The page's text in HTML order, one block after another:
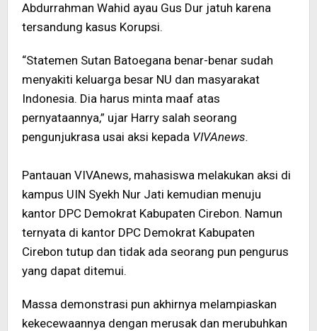
Abdurrahman Wahid ayau Gus Dur jatuh karena
tersandung kasus Korupsi.
“Statemen Sutan Batoegana benar-benar sudah
menyakiti keluarga besar NU dan masyarakat
Indonesia. Dia harus minta maaf atas
pernyataannya,” ujar Harry salah seorang
pengunjukrasa usai aksi kepada VIVAnews.
Pantauan VIVAnews, mahasiswa melakukan aksi di
kampus UIN Syekh Nur Jati kemudian menuju
kantor DPC Demokrat Kabupaten Cirebon. Namun
ternyata di kantor DPC Demokrat Kabupaten
Cirebon tutup dan tidak ada seorang pun pengurus
yang dapat ditemui.
Massa demonstrasi pun akhirnya melampiaskan
kekecewaannya dengan merusak dan merubuhkan